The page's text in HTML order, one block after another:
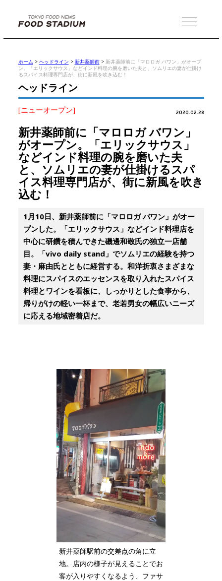
MENU
ホーム > ヘッドライン > 新井薬師前> 新井薬師前に「マロロガ バワン」がオープ
ン。「エリックサウス」などインド料理の腕を磨いた夫と、ソムリエの妻が仕掛け
るスパイス料理専門店が、街に新風を吹き込む！
ヘッドライン
[ニューオープン] 2020.02.28
新井薬師前に「マロロガ バワン」
がオープン。「エリックサウス」
などインド料理の腕を磨いた夫
と、ソムリエの妻が仕掛けるスパ
イス料理専門店が、街に新風を吹き
込む！
1月10日、新井薬師前に「マロロガ バワン」がオー
プンした。「エリックサウス」などインド料理店を
中心に研鑽を積んできた磯邊和敬氏の独立一店舗
目。「vivo daily stand」でソムリエの経験を持つ
妻・麻由氏とともに経営する。和洋折衷さまざまな
料理にスパイスのエッセンスを取り入れたスパイス
料理とワインを看板に、しっかりとした食事から、
帰りがけの軽い一杯まで、老若男女の幅広いニーズ
に応える地域密着店だ。
新井薬師駅前の交差点の角に立
地。店内の様子が見えることでお
客が入りやすくなるよう、ファサ